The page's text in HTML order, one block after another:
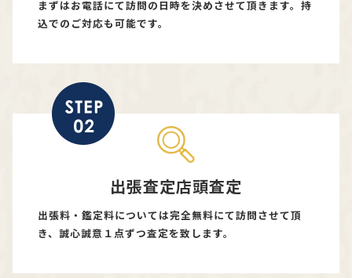
まずはお電話にて訪問の日時を決めさせて頂きます。持
込でのご対応も可能です。
出張査定店頭査定
出張料・鑑定料については完全無料にて訪問させて頂
き、誠心誠意１点ずつ査定を致します。